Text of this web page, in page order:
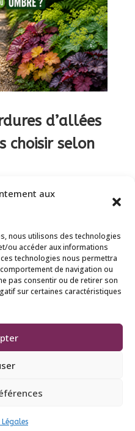
aux
nous utilisons des technologies
ou accéder aux informations
technologies nous permettra
de navigation ou
pas consentir ou de retirer son
sur certaines caractéristiques
Légales
d’allées
choisir selon
ses allées avec des
solution pour
limitant l’entretien.
en plein soleil ou à
sera différent.